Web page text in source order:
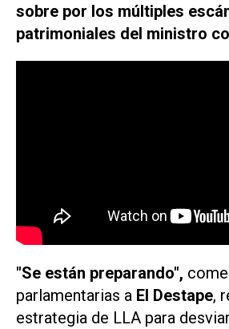
sobre por los múltiples
patrimoniales del ministro
"Se están preparando",
parlamentarias a El Destape,
estrategia de LLA para